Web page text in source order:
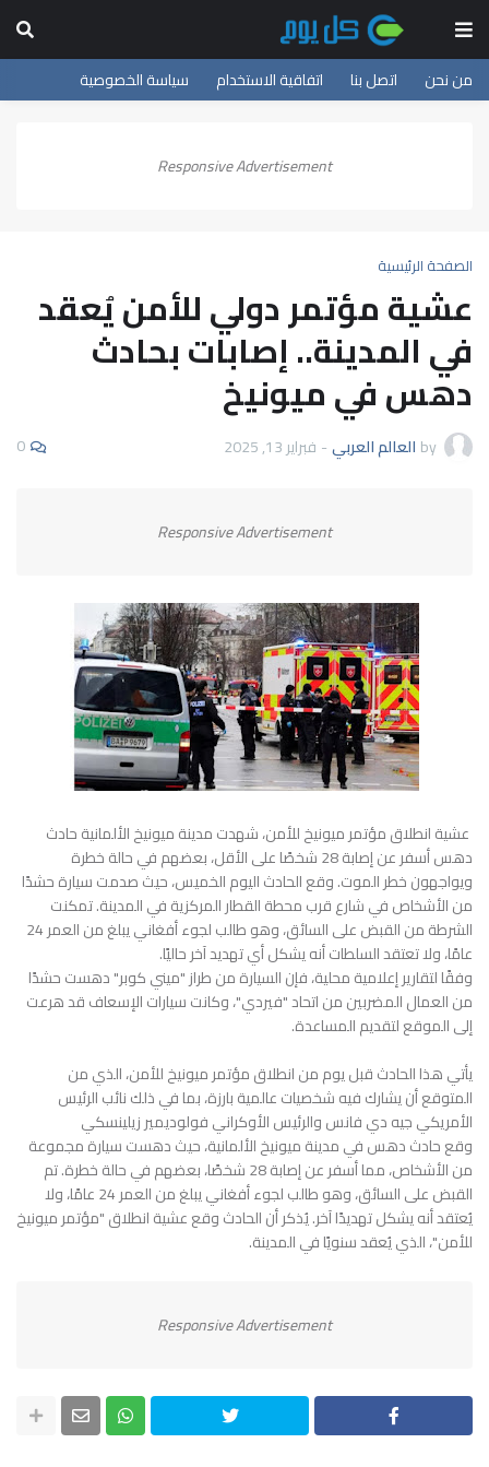
من نحن اتصل بنا اتفاقية الاستخدام سياسة الخصوصية
Responsive Advertisement
الصفحة الرئيسية
عشية مؤتمر دولي للأمن يُعقد
في المدينة.. إصابات بحادث
دهس في ميونيخ
by العالم العربي- فبراير 13, 2025 0
Responsive Advertisement
عشية انطلاق مؤتمر ميونيخ للأمن، شهدت مدينة ميونيخ الألمانية حادث
دهس أسفر عن إصابة 28 شخصًا على الأقل، بعضهم في حالة خطرة
ويواجهون خطر الموت. وقع الحادث اليوم الخميس، حيث صدمت سيارة حشدًا
من الأشخاص في شارع قرب محطة القطار المركزية في المدينة. تمكنت
الشرطة من القبض على السائق، وهو طالب لجوء أفغاني يبلغ من العمر 24
عامًا، ولا تعتقد السلطات أنه يشكل أي تهديد آخر حاليًا.
وفقًا لتقارير إعلامية محلية، فإن السيارة من طراز "ميني كوبر" دهست حشدًا
من العمال المضربين من اتحاد "فيردي"، وكانت سيارات الإسعاف قد هرعت
إلى الموقع لتقديم المساعدة.
يأتي هذا الحادث قبل يوم من انطلاق مؤتمر ميونيخ للأمن، الذي من
المتوقع أن يشارك فيه شخصيات عالمية بارزة، بما في ذلك نائب الرئيس
الأمريكي جيه دي فانس والرئيس الأوكراني فولوديمير زيلينسكي
وقع حادث دهس في مدينة ميونيخ الألمانية، حيث دهست سيارة مجموعة
من الأشخاص، مما أسفر عن إصابة 28 شخصًا، بعضهم في حالة خطرة. تم
القبض على السائق، وهو طالب لجوء أفغاني يبلغ من العمر 24 عامًا، ولا
يُعتقد أنه يشكل تهديدًا آخر. يُذكر أن الحادث وقع عشية انطلاق "مؤتمر ميونيخ
للأمن"، الذي يُعقد سنويًا في المدينة.
Responsive Advertisement